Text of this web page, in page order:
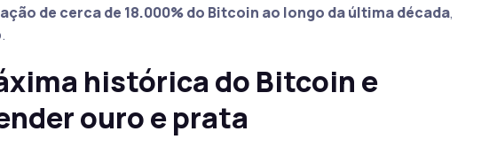
de cerca de 18.000% do Bitcoin ao longo da última década,
histórica do Bitcoin e
ouro e prata